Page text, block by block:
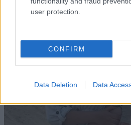
user protection.
CONFIRM
Data Deletion Data